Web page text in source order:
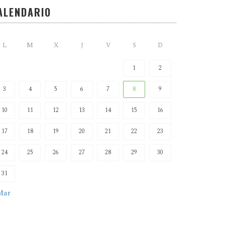
L M X J V S D
1 2
3 4 5 6 7 8 9
10 11 12 13 14 15 16
17 18 19 20 21 22 23
24 25 26 27 28 29 30
31